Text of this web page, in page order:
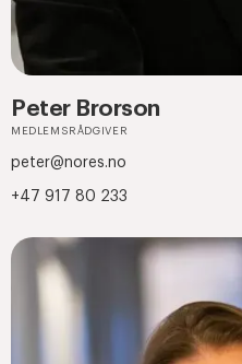
Peter Brorson
MEDLEMSRÅDGIVER
peter@nores.no
+47 917 80 233